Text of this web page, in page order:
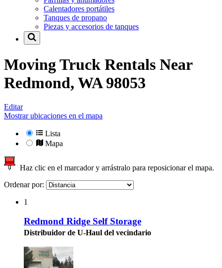
Calentadores portátiles
Tanques de propano
Piezas y accesorios de tanques
Moving Truck Rentals Near
Redmond, WA 98053
Editar
Mostrar ubicaciones en el mapa
Lista
Mapa
Haz clic en el marcador y arrástralo para reposicionar el mapa.
Ordenar por:
1
Redmond Ridge Self Storage
Distribuidor de U-Haul del vecindario